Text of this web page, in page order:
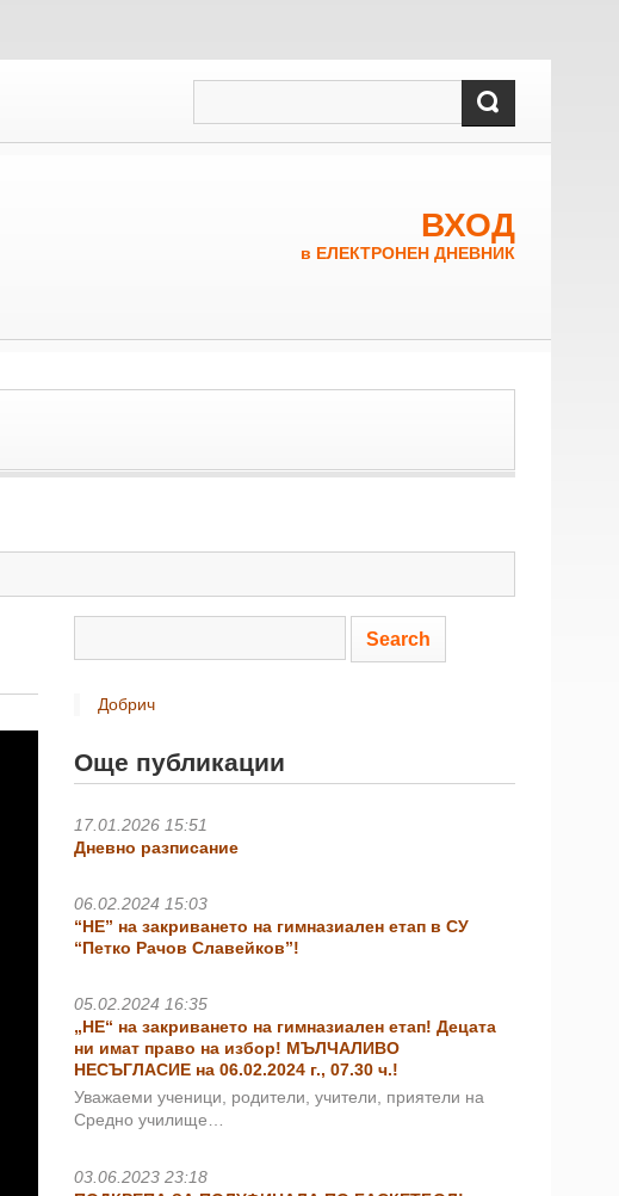
ВХОД
в ЕЛЕКТРОНЕН ДНЕВНИК
Добрич
Още публикации
17.01.2026 15:51
Дневно разписание
06.02.2024 15:03
“НЕ” на закриването на гимназиален етап в СУ
“Петко Рачов Славейков”!
05.02.2024 16:35
„НЕ“ на закриването на гимназиален етап! Децата
ни имат право на избор! МЪЛЧАЛИВО
НЕСЪГЛАСИЕ на 06.02.2024 г., 07.30 ч.!
Уважаеми ученици, родители, учители, приятели на
Средно училище…
03.06.2023 23:18